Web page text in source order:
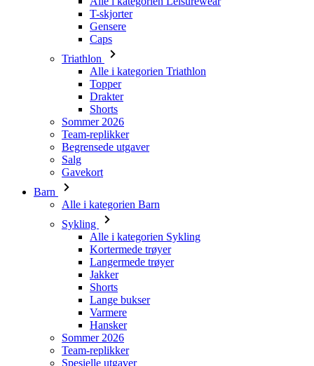
Alle i kategorien Triathlon
Topper
Drakter
Shorts
Sommer 2026
Team-replikker
Begrensede utgaver
Salg
Gavekort
Barn
Alle i kategorien Barn
Sykling
Alle i kategorien Sykling
Langermede trøyer
Jakker
Shorts
Lange bukser
Varmere
Hansker
Sommer 2026
Team-replikker
Spesielle utgaver
Salg
Gavekort
Custom design
Stories